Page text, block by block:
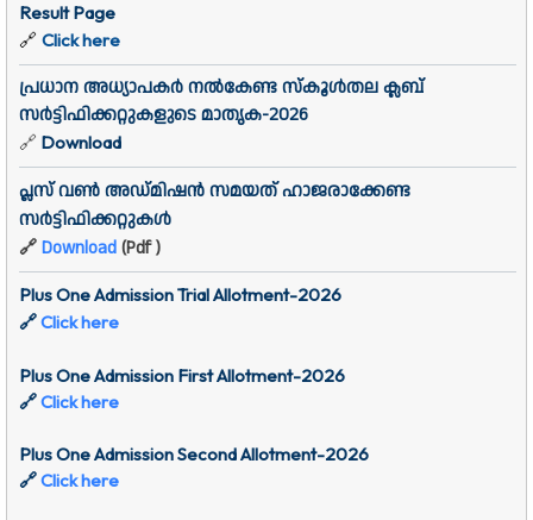
Result Page
🔗 Click here
പ്രധാന അധ്യാപകർ നൽകേണ്ട സ്കൂൾതല ക്ലബ്
സർട്ടിഫിക്കറ്റുകളുടെ മാതൃക-2026
🔗 Download
പ്ലസ് വൺ അഡ്മിഷൻ സമയത് ഹാജരാക്കേണ്ട
സർട്ടിഫിക്കറ്റുകൾ
🔗Download(Pdf )
Plus One Admission Trial Allotment-2026
🔗Click here
Plus One Admission First Allotment-2026
🔗Click here
Plus One Admission Second Allotment-2026
🔗Click here